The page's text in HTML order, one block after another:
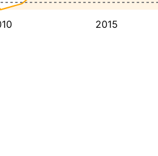
2015